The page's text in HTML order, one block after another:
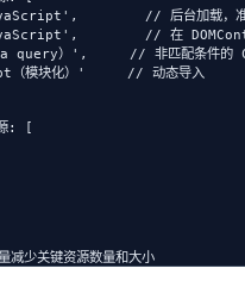
// 后台加载，准
// 在
query）',     // 非匹配条件的
模块化）'     // 动态导入
: [